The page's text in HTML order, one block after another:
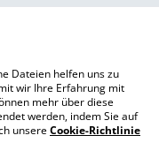
Richtlinie
Dateien helfen uns zu
wir Ihre Erfahrung mit
mehr über diese
werden, indem Sie auf
unsereCookie-Richtlinie